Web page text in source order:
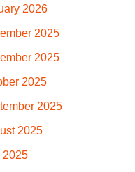
2026
2025
2025
2025
2025
2025
2025